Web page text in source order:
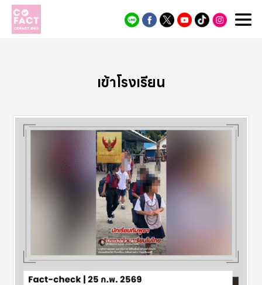
Cofact
เข้าโรงเรียน